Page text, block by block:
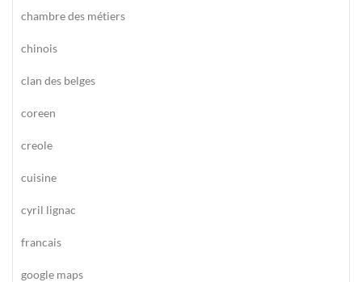
chambre des métiers
chinois
clan des belges
coreen
creole
cuisine
cyril lignac
francais
google maps